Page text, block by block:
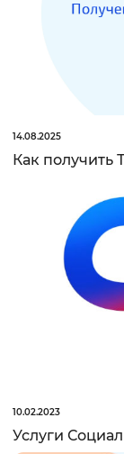
14.08.2025
Как получить
10.02.2023
Услуги